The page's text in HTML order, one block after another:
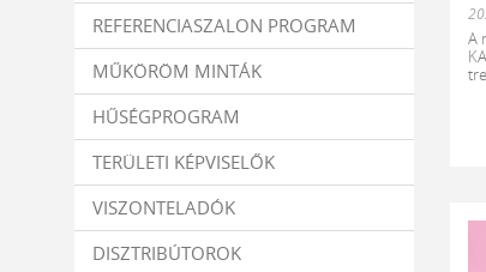
REFERENCIASZALON PROGRAM
MŰKÖRÖM MINTÁK
HŰSÉGPROGRAM
TERÜLETI KÉPVISELŐK
VISZONTELADÓK
DISZTRIBÚTOROK
A